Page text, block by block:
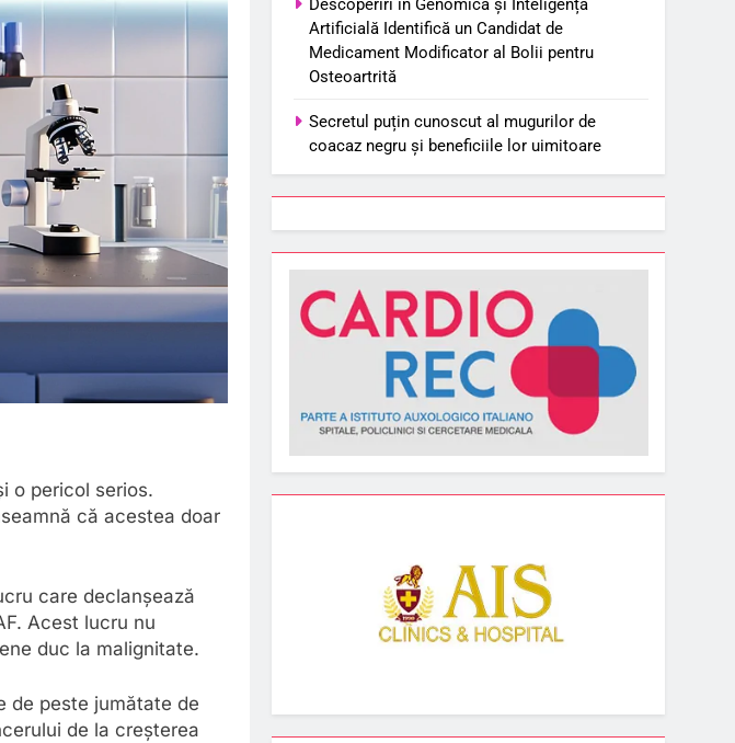
o pericol serios.
că acestea doar
care declanșează
Acest lucru nu
duc la malignitate.
de peste jumătate de
de la creșterea
Artificială Identifică un Candidat de
Medicament Modificator al Bolii pentru
Osteoartrită
Secretul puțin cunoscut al mugurilor de
coacaz negru și beneficiile lor uimitoare